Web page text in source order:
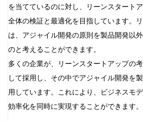
を当てているのに対し、リーンスタート
全体の検証と最適化を目指しています。
は、アジャイル開発の原則を製品開発以
のと考えることができます。
多くの企業が、リーンスタートアップの
して採用し、その中でアジャイル開発を
用しています。これにより、ビジネスモ
効率化を同時に実現することができます。